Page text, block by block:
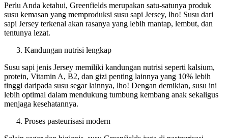
Perlu Anda ketahui, Greenfields merupakan satu-satunya produk
susu kemasan yang memproduksi susu sapi Jersey, lho! Susu dari
sapi Jersey terkenal akan rasanya yang lebih mantap, lembut, dan
tentunya lezat.
Kandungan nutrisi lengkap
Susu sapi jenis Jersey memiliki kandungan nutrisi seperti kalsium,
protein, Vitamin A, B2, dan gizi penting lainnya yang 10% lebih
tinggi daripada susu segar lainnya, lho! Dengan demikian, susu ini
lebih optimal dalam mendukung tumbung kembang anak sekaligus
menjaga kesehatannya.
Proses pasteurisasi modern